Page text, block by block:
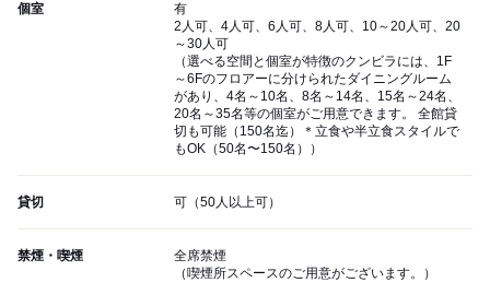
個室
有
2人可、4人可、6人可、8人可、10～20人可、20
～30人可
（選べる空間と個室が特徴のクンビラには、1F
～6Fのフロアーに分けられたダイニングルーム
があり、4名～10名、8名～14名、15名～24名、
20名～35名等の個室がご用意できます。 全館貸
切も可能（150名迄）＊立食や半立食スタイルで
もOK（50名〜150名））
貸切 可（50人以上可）
禁煙・喫煙
全席禁煙
（喫煙所スペースのご用意がございます。）